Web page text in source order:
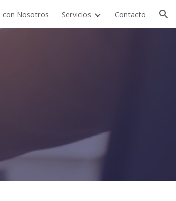
con Nosotros Servicios Contacto